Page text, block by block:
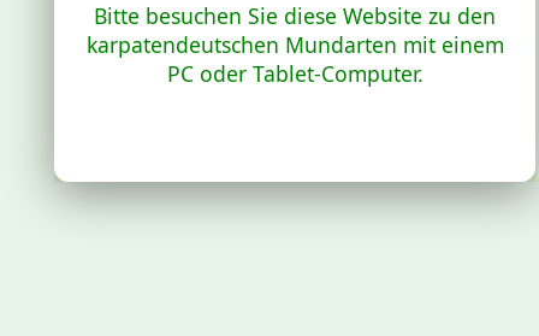
Bitte besuchen Sie diese Website zu den
karpatendeutschen Mundarten mit einem
PC oder Tablet-Computer.